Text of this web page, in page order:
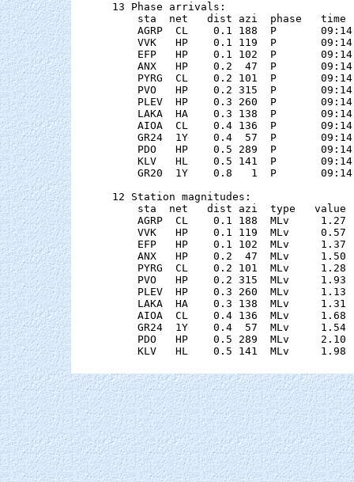
13 Phase arrivals:
sta  net   dist azi  phase   time
AGRP  CL    0.1 188  P
VVK   HP    0.1 119  P
EFP   HP    0.1 102  P
ANX   HP    0.2  47  P
PYRG  CL    0.2 101  P
PVO   HP    0.2 315  P
PLEV  HP    0.3 260  P
LAKA  HA    0.3 138  P
AIOA  CL    0.4 136  P
GR24  1Y    0.4  57  P
PDO   HP    0.5 289  P
KLV   HL    0.5 141  P
GR20  1Y    0.8   1  P
12 Station magnitudes:
sta  net   dist azi  type   value
AGRP  CL    0.1 188  MLv
VVK   HP    0.1 119  MLv
EFP   HP    0.1 102  MLv
ANX   HP    0.2  47  MLv
PYRG  CL    0.2 101  MLv
PVO   HP    0.2 315  MLv
PLEV  HP    0.3 260  MLv
LAKA  HA    0.3 138  MLv
AIOA  CL    0.4 136  MLv
GR24  1Y    0.4  57  MLv
PDO   HP    0.5 289  MLv
KLV   HL    0.5 141  MLv